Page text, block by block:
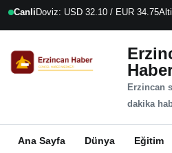
Canli Doviz: USD 32.10 / EUR 34.75
Erzincan
dakika
Ana Sayfa Dünya Eğitim